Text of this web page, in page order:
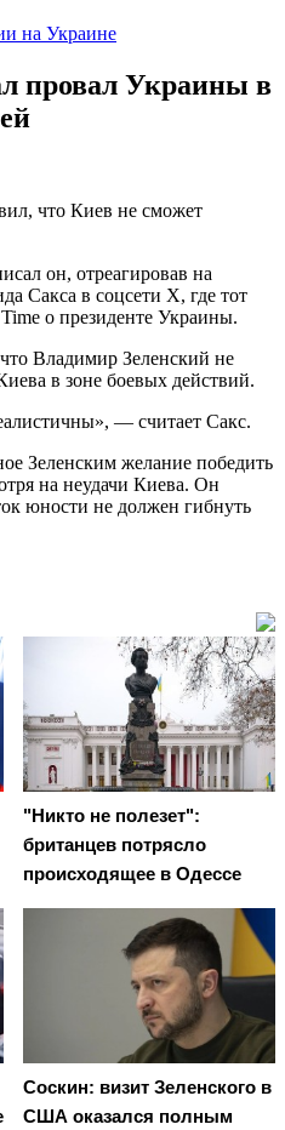
на Украине
провал Украины в
что Киев не сможет
он, отреагировав на
Сакса в соцсети X, где тот
о президенте Украины.
Владимир Зеленский не
в зоне боевых действий.
— считает Сакс.
Зеленским желание победить
на неудачи Киева. Он
юности не должен гибнуть
"Никто не полезет":
британцев потрясло
происходящее в Одессе
Соскин: визит Зеленского в
США оказался полным